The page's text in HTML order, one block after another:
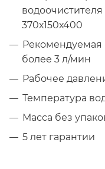
370х150х400
Рекомендуемая
более 3 л/мин
Рабочее
Температура
Масса без
5 лет гарантии